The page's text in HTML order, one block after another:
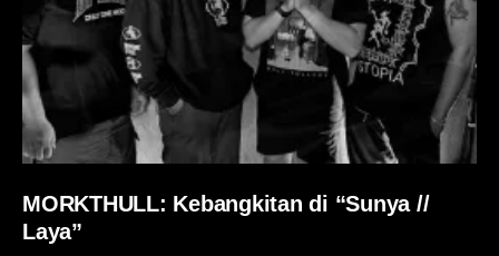
MORKTHULL: Kebangkitan di “Sunya //
Laya”